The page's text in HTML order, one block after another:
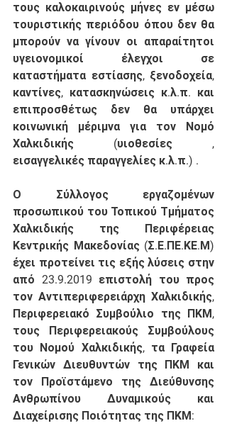
τους καλοκαιρινούς μήνες εν μέσω
τουριστικής περιόδου όπου δεν θα
μπορούν να γίνουν οι απαραίτητοι
υγειονομικοί έλεγχοι σε
καταστήματα εστίασης, ξενοδοχεία,
καντίνες, κατασκηνώσεις κ.λ.π. και
επιπροσθέτως δεν θα υπάρχει
κοινωνική μέριμνα για τον Νομό
Χαλκιδικής (υιοθεσίες ,
εισαγγελικές παραγγελίες κ.λ.π.) .
Ο Σύλλογος εργαζομένων
προσωπικού του Τοπικού Τμήματος
Χαλκιδικής της Περιφέρειας
Κεντρικής Μακεδονίας (Σ.Ε.ΠΕ.ΚΕ.Μ)
έχει προτείνει τις εξής λύσεις στην
από 23.9.2019 επιστολή του προς
τον Αντιπεριφερειάρχη Χαλκιδικής,
Περιφερειακό Συμβούλιο της ΠΚΜ,
τους Περιφερειακούς Συμβούλους
του Νομού Χαλκιδικής, τα Γραφεία
Γενικών Διευθυντών της ΠΚΜ και
τον Προϊστάμενο της Διεύθυνσης
Ανθρωπίνου Δυναμικούς και
Διαχείρισης Ποιότητας της ΠΚΜ: